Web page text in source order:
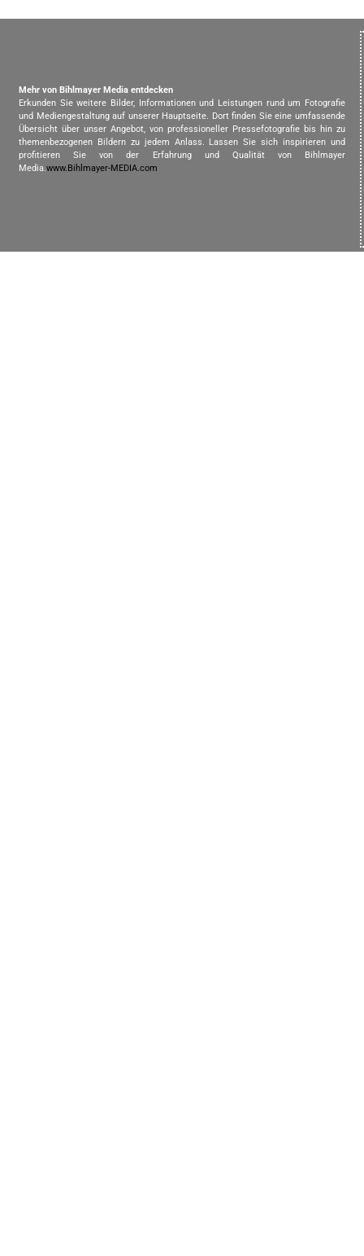
Mehr von Bihlmayer Media entdecken
Erkunden Sie weitere Bilder, Informationen und Leistungen rund um Fotografie
und Mediengestaltung auf unserer Hauptseite. Dort finden Sie eine umfassende
Übersicht über unser Angebot, von professioneller Pressefotografie bis hin zu
themenbezogenen Bildern zu jedem Anlass. Lassen Sie sich inspirieren und
profitieren Sie von der Erfahrung und Qualität von Bihlmayer
Media.www.Bihlmayer-MEDIA.com